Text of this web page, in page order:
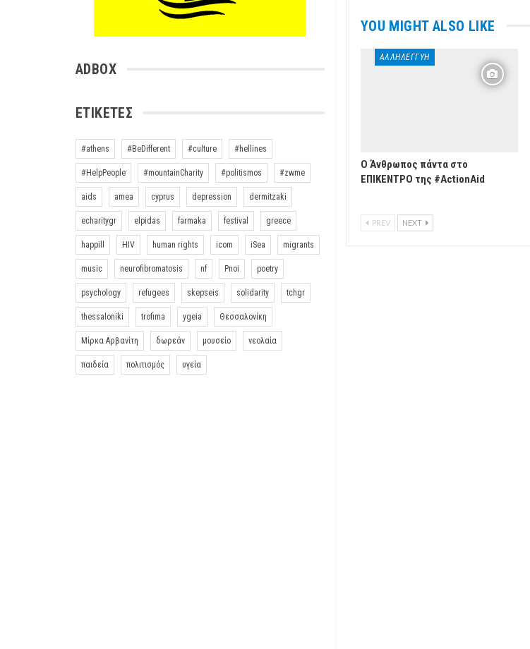
YOU MIGHT ALSO LIKE
ΑΛΛΗΛΕΓΓΎΗ
Ο Άνθρωπος πάντα στο
ΕΠΙΚΕΝΤΡΟ της #ActionAid
PREV NEXT
ADBOX
ΕΤΙΚΈΤΕΣ
#athens #BeDifferent #culture #hellines
#HelpPeople #mountainCharity #politismos #zwme
aids amea cyprus depression dermitzaki
echaritygr elpidas farmaka festival greece
happill HIV human rights icom iSea migrants
music neurofibromatosis nf Pnoi poetry
psychology refugees skepseis solidarity tchgr
thessaloniki trofima ygeia Θεσσαλονίκη
Μίρκα Αρβανίτη δωρεάν μουσείο νεολαία
παιδεία πολιτισμός υγεία